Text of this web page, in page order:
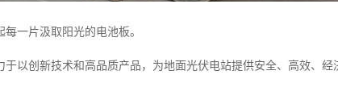
一片汲取阳光的电池板。
以创新技术和高品质产品，为地面光伏电站提供安全、高效、经